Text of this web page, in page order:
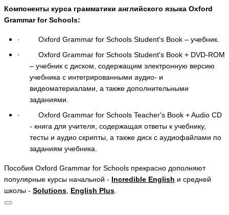
Компоненты курса грамматики английского языка Oxford
Grammar for Schools:
· Oxford Grammar for Schools Student's Book – учебник
·
Oxford Grammar for Schools Student's Book + DVD-ROM
– учебник с диском, содержащим электронную версию
учебника с интегрированными аудио- и
видеоматериалами, а также дополнительными
заданиями.
·
Oxford Grammar for Schools Teacher's Book + Audio CD
- книга для учителя, содержащая ответы к учебнику,
тесты и аудио скрипты, а также диск с аудиофайлами по
заданиям учебника.
Пособия Oxford Grammar for Schools прекрасно дополняют
популярные курсы начальной - Incredible English и средней
школы - Solutions English Plus